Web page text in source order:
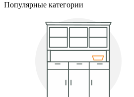
Популярные категории